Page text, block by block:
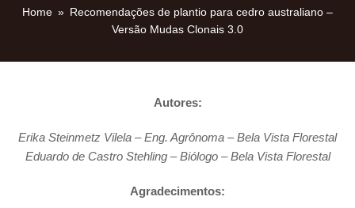
Home » Recomendações de plantio para cedro australiano –
Versão Mudas Clonais 3.0
Autores:
Erika Steinmetz Vilela – Eng. Agrônoma – Bela Vista Florestal
Eduardo de Castro Stehling – Biólogo – Bela Vista Florestal
Agradecimentos: